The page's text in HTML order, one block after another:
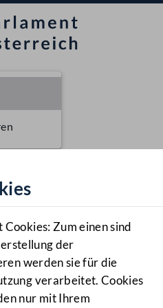
Zum einen sind
der
werden sie für die
verarbeitet. Cookies
nur mit Ihrem